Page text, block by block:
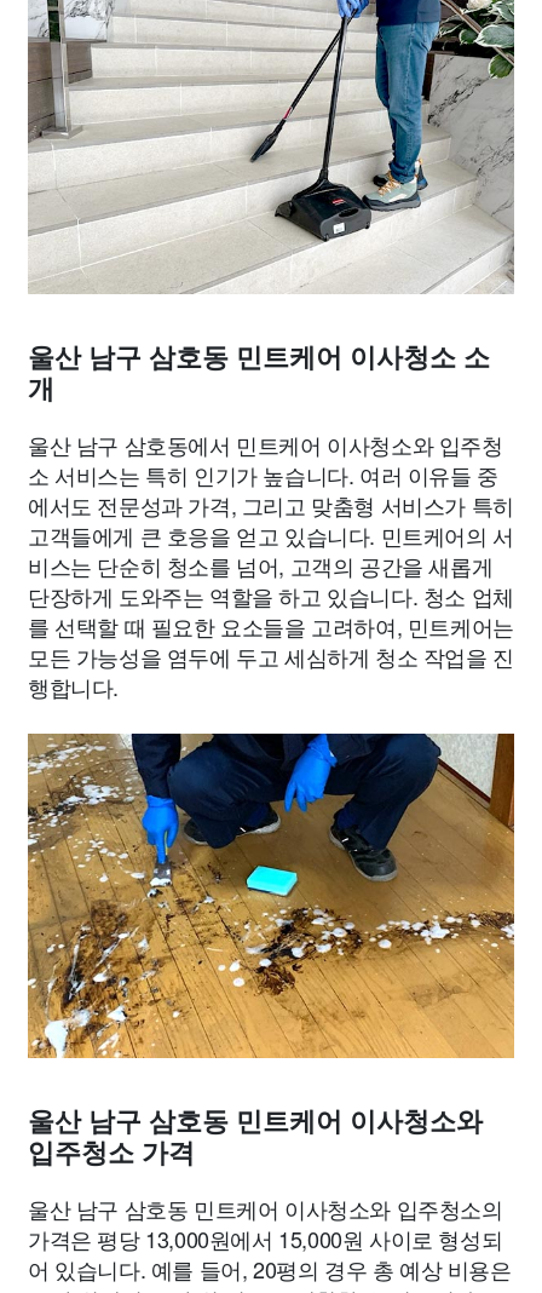
울산 남구 삼호동 민트케어 이사청소 소
개
울산 남구 삼호동에서 민트케어 이사청소와 입주청
소 서비스는 특히 인기가 높습니다. 여러 이유들 중
에서도 전문성과 가격, 그리고 맞춤형 서비스가 특히
고객들에게 큰 호응을 얻고 있습니다. 민트케어의 서
비스는 단순히 청소를 넘어, 고객의 공간을 새롭게
단장하게 도와주는 역할을 하고 있습니다. 청소 업체
를 선택할 때 필요한 요소들을 고려하여, 민트케어는
모든 가능성을 염두에 두고 세심하게 청소 작업을 진
행합니다.
울산 남구 삼호동 민트케어 이사청소와
입주청소 가격
울산 남구 삼호동 민트케어 이사청소와 입주청소의
가격은 평당 13,000원에서 15,000원 사이로 형성되
어 있습니다. 예를 들어, 20평의 경우 총 예상 비용은